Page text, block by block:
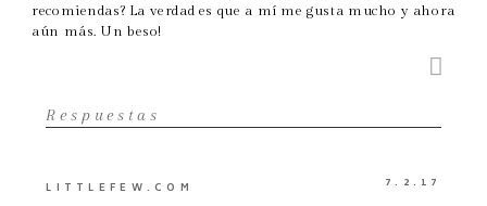
recomiendas? La verdad es que a mí me gusta mucho y ahora
aún más. Un beso!
Respuestas
LITTLEFEW.COM
7.2.17